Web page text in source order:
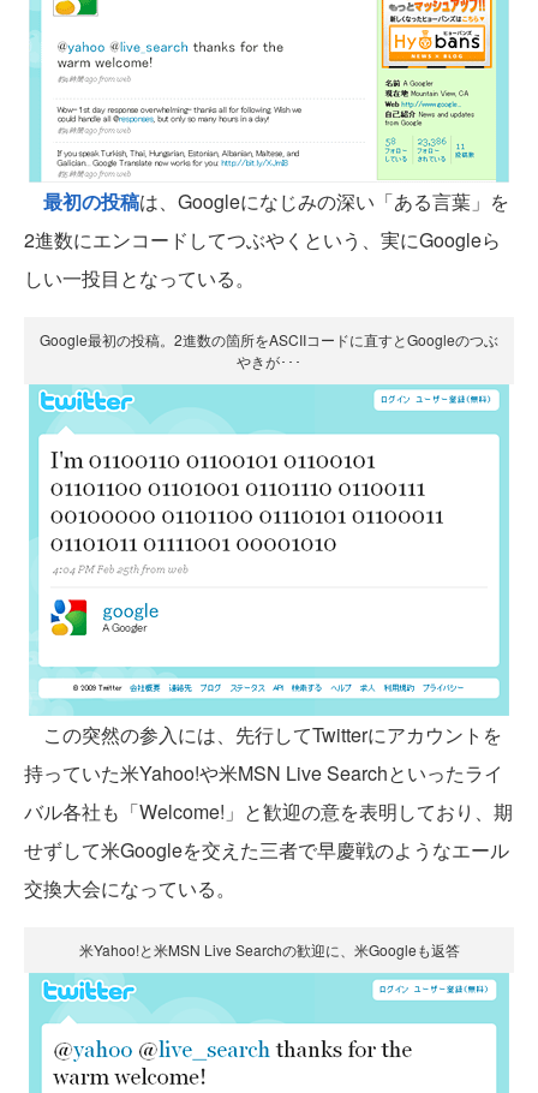
最初の投稿は、Googleになじみの深い「ある言葉」を
2進数にエンコードしてつぶやくという、実にGoogleら
しい一投目となっている。
Google最初の投稿。2進数の箇所をASCIIコードに直すとGoogleのつぶ
やきが･･･
この突然の参入には、先行してTwitterにアカウントを
持っていた米Yahoo!や米MSN Live Searchといったライ
バル各社も「Welcome!」と歓迎の意を表明しており、期
せずして米Googleを交えた三者で早慶戦のようなエール
交換大会になっている。
米Yahoo!と米MSN Live Searchの歓迎に、米Googleも返答